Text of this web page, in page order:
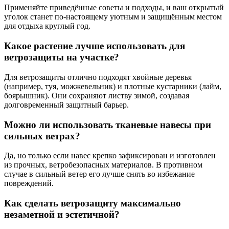
Применяйте приведённые советы и подходы, и ваш открытый
уголок станет по-настоящему уютным и защищённым местом
для отдыха круглый год.
Какое растение лучше использовать для
ветрозащиты на участке?
Для ветрозащиты отлично подходят хвойные деревья
(например, туя, можжевельник) и плотные кустарники (лайм,
боярышник). Они сохраняют листву зимой, создавая
долговременный защитный барьер.
Можно ли использовать тканевые навесы при
сильных ветрах?
Да, но только если навес крепко зафиксирован и изготовлен
из прочных, ветробезопасных материалов. В противном
случае в сильный ветер его лучше снять во избежание
повреждений.
Как сделать ветрозащиту максимально
незаметной и эстетичной?